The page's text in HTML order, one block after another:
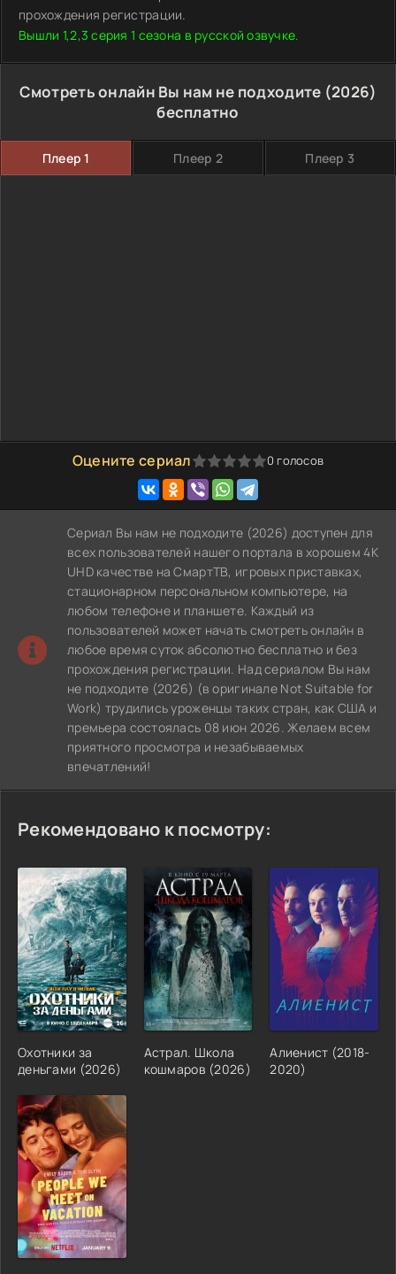
прохождения регистрации.
Вышли 1,2,3 серия 1 сезона в русской озвучке.
Смотреть онлайн Вы нам не подходите (2026)
бесплатно
Плеер 1 Плеер 2 Плеер 3
Оцените сериал
1 2 3 4 5 0 голосов
Сериал Вы нам не подходите (2026) доступен для
всех пользователей нашего портала в хорошем 4K
UHD качестве на СмартТВ, игровых приставках,
стационарном персональном компьютере, на
любом телефоне и планшете. Каждый из
пользователей может начать смотреть онлайн в
любое время суток абсолютно бесплатно и без
прохождения регистрации. Над сериалом Вы нам
не подходите (2026) (в оригинале Not Suitable for
Work) трудились уроженцы таких стран, как США и
премьера состоялась 08 июн 2026. Желаем всем
приятного просмотра и незабываемых
впечатлений!
Рекомендовано к посмотру:
Охотники за
деньгами (2026)
Астрал. Школа
кошмаров (2026)
Алиенист (2018-
2020)